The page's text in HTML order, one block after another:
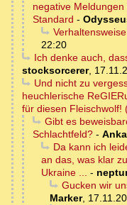
negative
Standard -
22:20
Ich denke auch,
stocksorcerer,
Und nicht zu
heuchlerische
für diesen Fleischwolf!
Gibt es
Schlachtfeld? -
Da kann ich
an das, was klar
Ukraine ... -
Gucken wir
Marker,